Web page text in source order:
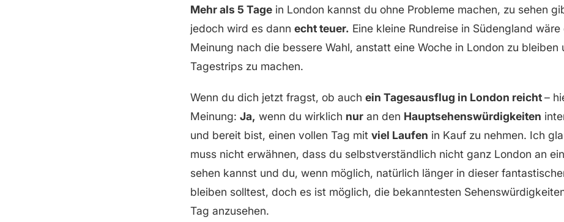
Mehr als 5 Tagein London kannst du ohne Probleme machen, zu sehen
jedoch wird es dann echt teuer. Eine kleine Rundreise in Südengland wäre
Meinung nach die bessere Wahl, anstatt eine Woche in London zu bleiben
Tagestrips zu machen.
Wenn du dich jetzt fragst, ob auch ein Tagesausflug in London reicht–
Meinung: Ja, wenn du wirklich nuran den Hauptsehenswürdigkeiten
und bereit bist, einen vollen Tag mit viel Laufen in Kauf zu nehmen. Ich
muss nicht erwähnen, dass du selbstverständlich nicht ganz London an
sehen kannst und du, wenn möglich, natürlich länger in dieser
bleiben solltest, doch es ist möglich, die bekanntesten
Tag anzusehen.